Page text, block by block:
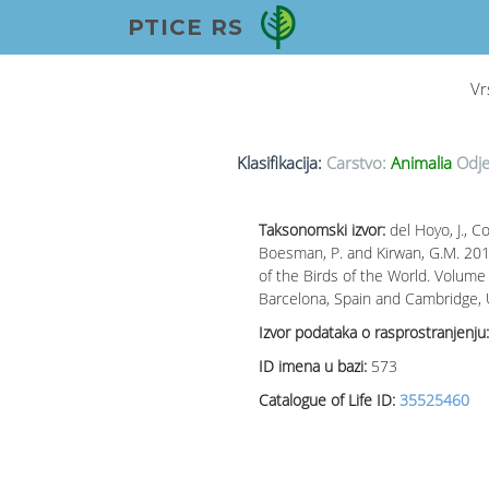
PTICE RS
Klasifikacija: Carstvo: Animalia
Taksonomski izvor: del Hoyo, J.,
Boesman, P. and Kirwan, G.M.
of the Birds of the World.
Barcelona, Spain and Cambridge,
Izvor podataka o rasprostranjenju:
ID imena u bazi: 573
Catalogue of Life ID: 35525460